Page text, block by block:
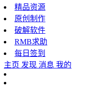
精品资源
原创制作
破解软件
RMB求助
每日签到
主页 发现 消息 我的